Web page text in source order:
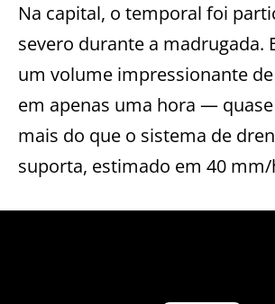
Na capital, o temporal foi
severo durante a madrugada.
um volume impressionante
em apenas uma hora —
mais do que o sistema de
suporta, estimado em 40 mm/